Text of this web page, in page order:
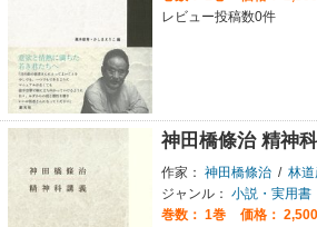
レビュー投稿数0件
神田橋條治 精神
作家： 神田橋條治 / 林道
ジャンル： 小説・実用書
巻数： 1巻
価格：